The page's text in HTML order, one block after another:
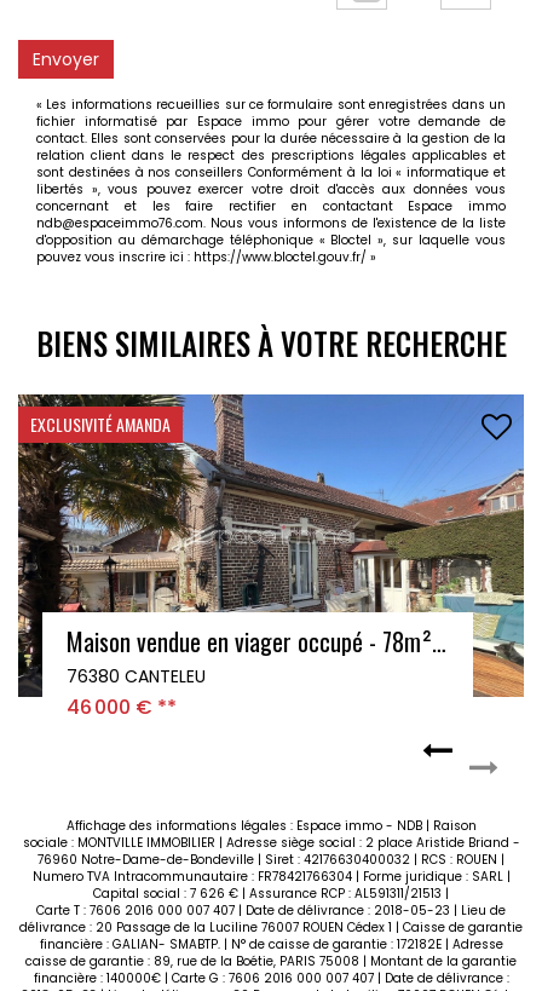
Envoyer
« Les informations recueillies sur ce formulaire sont enregistrées dans un
fichier informatisé par Espace immo pour gérer votre demande de
contact. Elles sont conservées pour la durée nécessaire à la gestion de la
relation client dans le respect des prescriptions légales applicables et
sont destinées à nos conseillers Conformément à la loi « informatique et
libertés », vous pouvez exercer votre droit d'accès aux données vous
concernant et les faire rectifier en contactant Espace immo
ndb@espaceimmo76.com. Nous vous informons de l'existence de la liste
d'opposition au démarchage téléphonique « Bloctel », sur laquelle vous
pouvez vous inscrire ici : https://www.bloctel.gouv.fr/ »
BIENS SIMILAIRES À VOTRE RECHERCHE
INVESTISSEUR
IMMEUBLE DE RAPPORT - DEJA LOUE - MALAUNAY CENTRE - JARDIN
76770 MALAUNAY
175 000 € **
Affichage des informations légales : Espace immo - NDB | Raison
sociale : MONTVILLE IMMOBILIER | Adresse siège social : 2 place Aristide Briand -
76960 Notre-Dame-de-Bondeville | Siret : 42176630400032 | RCS : ROUEN |
Numero TVA Intracommunautaire : FR78421766304 | Forme juridique : SARL |
Capital social : 7 626 € | Assurance RCP : AL591311/21513 |
Carte T : 7606 2016 000 007 407 | Date de délivrance : 2018-05-23 | Lieu de
délivrance : 20 Passage de la Luciline 76007 ROUEN Cédex 1 | Caisse de garantie
financière : GALIAN- SMABTP. | N° de caisse de garantie : 172182E | Adresse
caisse de garantie : 89, rue de la Boétie, PARIS 75008 | Montant de la garantie
financière : 140000€ | Carte G : 7606 2016 000 007 407 | Date de délivrance :